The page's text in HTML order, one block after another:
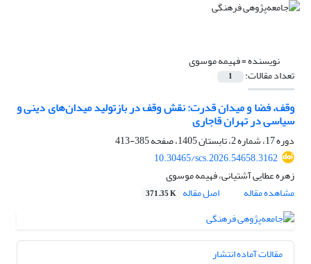
نویسنده =فهیمه موسوی
تعداد مقالات: 1
وقف، فضا و میدان قدرت:نقش وقف در بازتولید میدان‌های دینی و
سیاسی در تهران قاجاری
دوره 17، شماره 2، تابستان 1405، صفحه
385-413
10.30465/scs.2026.54658.3162
زهره عطایی آشتیانی، فهیمه موسوی
مشاهده مقاله
اصل مقاله 371.35 K
مقالات آماده انتشار